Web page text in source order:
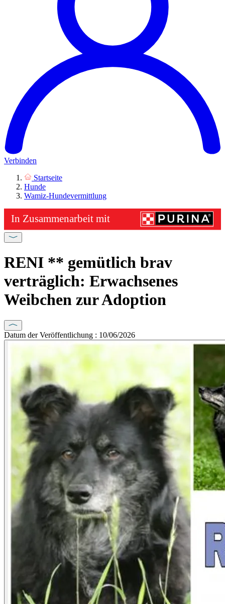
Verbinden
Startseite
Hunde
Wamiz-Hundevermittlung
RENI ** gemütlich brav
verträglich: Erwachsenes
Weibchen zur Adoption
Datum der Veröffentlichung : 10/06/2026